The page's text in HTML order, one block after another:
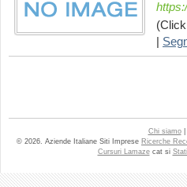
Chi siamo|
© 2026. Aziende Italiane Siti Imprese Ricerche
Cursuri Lamazecat si